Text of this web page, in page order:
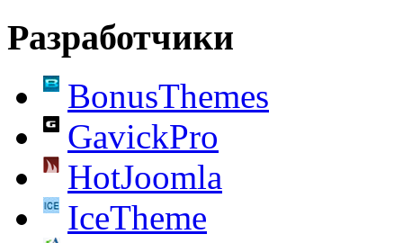
Разработчики
BonusThemes
GavickPro
HotJoomla
IceTheme